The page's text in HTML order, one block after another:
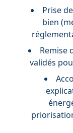
Prise
bien
Remise
validés